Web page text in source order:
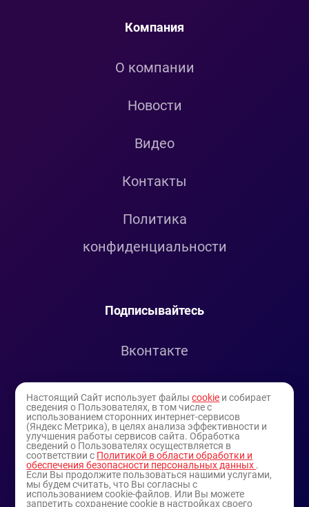
Компания
О компании
Новости
Видео
Контакты
Политика
конфиденциальности
Подписывайтесь
Вконтакте
Youtube
Настоящий Сайт использует файлыcookie и собирает
сведения о Пользователях, в том числе с
использованием сторонних интернет-сервисов
(Яндекс Метрика), в целях анализа эффективности и
улучшения работы сервисов сайта. Обработка
сведений о Пользователях осуществляется в
соответствии с Политикой в области обработки и
обеспечения безопасности персональных данных .
Если Вы продолжите пользоваться нашими услугами,
мы будем считать, что Вы согласны с
использованием cookie-файлов. Или Вы можете
запретить сохранение cookie в настройках своего